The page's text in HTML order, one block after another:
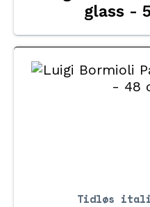
glass -
Tidløs